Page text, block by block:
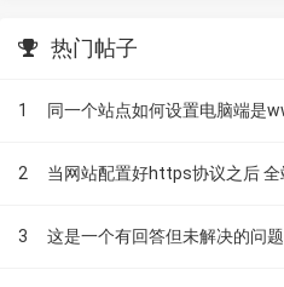
热门帖子
1
2 当网站配置好https协议之后
3 这是一个有回答但未解决的问题